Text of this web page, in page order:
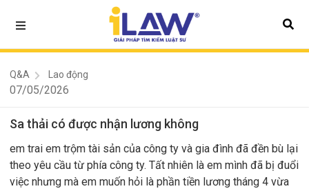
Q&A Lao động
07/05/2026
Sa thải có được nhận lương không
em trai em trộm tài sản của công ty và gia đình đã đền bù lại
theo yêu cầu từ phía công ty. Tất nhiên là em mình đã bị đuổi
việc nhưng mà em muốn hỏi là phần tiền lương tháng 4 vừa